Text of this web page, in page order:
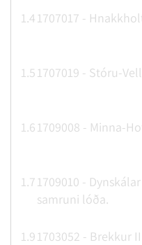
1.41707017 -
1.51707019 - Stóru-
1.61709008 - Minna-
1.71709010 -
samruni lóða.
1.91703052 - Brekkur